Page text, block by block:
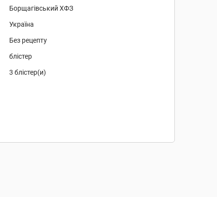
Борщагівський ХФЗ
Україна
Без рецепту
блістер
3 блістер(и)